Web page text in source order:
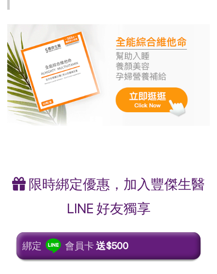
限時綁定優惠，加入豐傑生醫
LINE 好友獨享
綁定 會員卡送$500